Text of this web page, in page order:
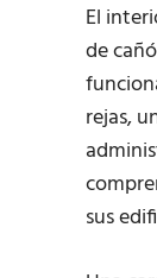
El
de
rejas,
sus